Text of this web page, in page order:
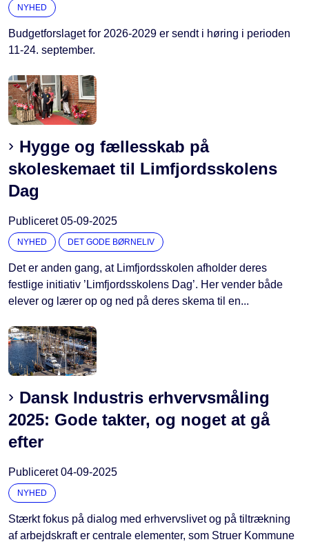
NYHED
Budgetforslaget for 2026-2029 er sendt i høring i perioden
11-24. september.
Hygge og fællesskab på
skoleskemaet til Limfjordsskolens
Dag
Publiceret05-09-2025
NYHED DET GODE BØRNELIV
Det er anden gang, at Limfjordsskolen afholder deres
festlige initiativ ’Limfjordsskolens Dag’. Her vender både
elever og lærer op og ned på deres skema til en...
Dansk Industris erhvervsmåling
2025: Gode takter, og noget at gå
efter
Publiceret04-09-2025
NYHED
Stærkt fokus på dialog med erhvervslivet og på tiltrækning
af arbejdskraft er centrale elementer, som Struer Kommune